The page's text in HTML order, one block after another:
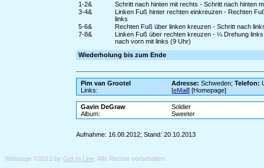
1-2&
Schritt nach hinten mit rechts - Schritt nach hinten
3-4&
Linken Fuß hinter rechten einkreuzen - Rechten
links
5-6&
Rechten Fuß über linken kreuzen - Schritt nach
7-8&
Linken Fuß über rechten kreuzen - ¼ Drehung
nach vorn mit links (9 Uhr)
Wiederholung bis zum Ende
Pim van Grootel Adresse: Schweden;Telefon:
Links:
[eMail] [Homepage]
Gavin DeGraw
Soldier
Album:
Sweeter
Aufnahme: 16.08.2012; Stand: 20.10.2013
Webpage ©2012 by Get In Line . Alle Rechte vorbehalten.